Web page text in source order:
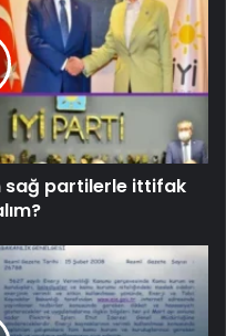
sağ partilerle ittifak